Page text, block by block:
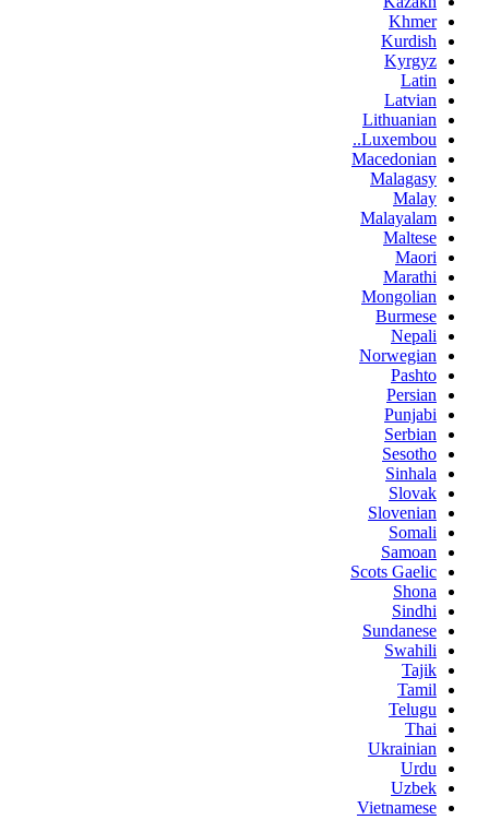
Khmer
Kurdish
Kyrgyz
Latin
Latvian
Lithuanian
Luxembou..
Macedonian
Malagasy
Malay
Malayalam
Maltese
Maori
Marathi
Mongolian
Burmese
Nepali
Norwegian
Pashto
Persian
Punjabi
Serbian
Sesotho
Sinhala
Slovak
Slovenian
Somali
Samoan
Scots Gaelic
Shona
Sindhi
Sundanese
Swahili
Tajik
Tamil
Telugu
Thai
Ukrainian
Urdu
Uzbek
Vietnamese